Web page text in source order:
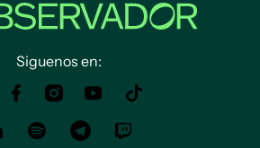
Siguenos en: